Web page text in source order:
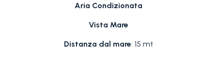
Aria Condizionata
Vista Mare
Distanza dal mare: 15 mt